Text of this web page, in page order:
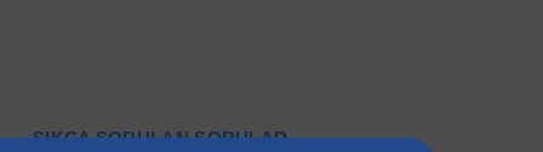
İrlanda
SIKÇA SORULAN SORULAR